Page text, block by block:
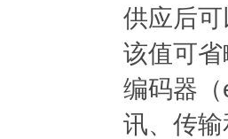
供应后
该值可
编码器
讯、传